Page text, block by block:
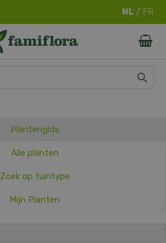
Plantengids
Alle planten
Zoek op tuintype
Mijn Planten